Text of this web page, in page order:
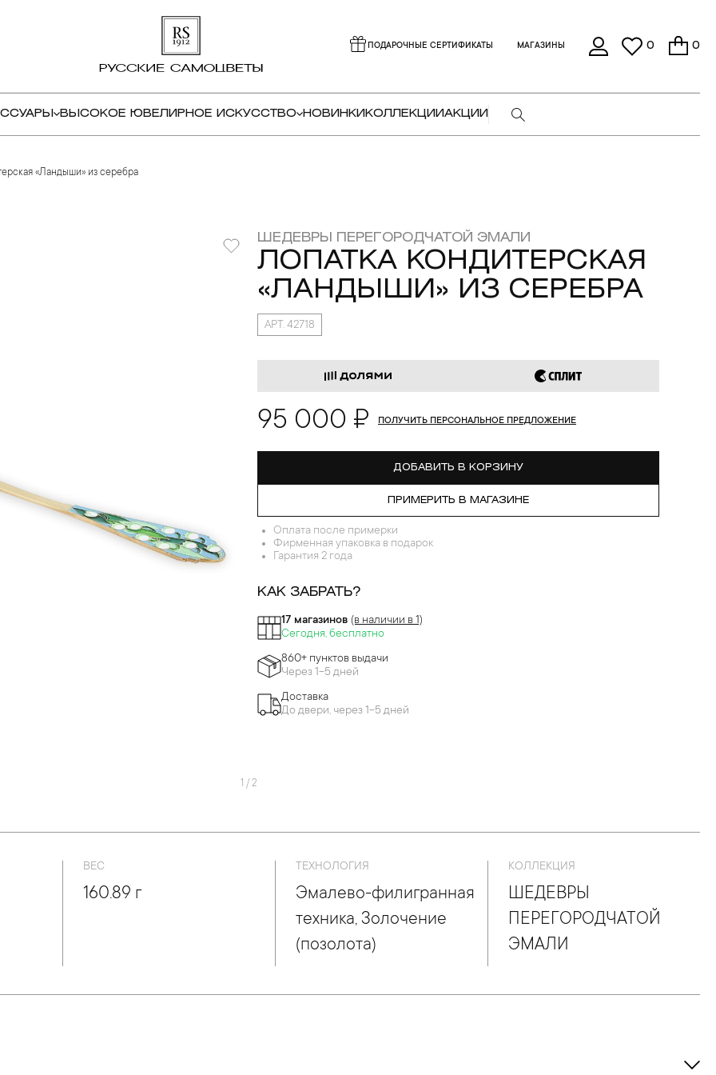
ПОДАРОЧНЫЕ СЕРТИФИКАТЫ МАГАЗИНЫ 0 0
ВЫСОКОЕ ЮВЕЛИРНОЕ ИСКУССТВО НОВИНКИ КОЛЛЕКЦИИАКЦИИ
«Ландыши» из серебра
1 / 2
ШЕДЕВРЫ ПЕРЕГОРОДЧАТОЙ ЭМАЛИ
ЛОПАТКА КОНДИТЕРСКАЯ
«ЛАНДЫШИ» ИЗ СЕРЕБРА
АРТ. 42718
95 000 ₽ ПОЛУЧИТЬ ПЕРСОНАЛЬНОЕ ПРЕДЛОЖЕНИЕ
ДОБАВИТЬ В КОРЗИНУ
ПРИМЕРИТЬ В МАГАЗИНЕ
Оплата после примерки
Фирменная упаковка в подарок
Гарантия 2 года
КАК ЗАБРАТЬ?
17 магазинов (в наличии в 1)
Сегодня, бесплатно
860+ пунктов выдачи
Через 1-5 дней
Доставка
До двери, через 1-5 дней
ВЕС
160.89 г
ТЕХНОЛОГИЯ
Эмалево-филигранная
техника, Золочение
(позолота)
КОЛЛЕКЦИЯ
ШЕДЕВРЫ
ПЕРЕГОРОДЧАТОЙ
ЭМАЛИ